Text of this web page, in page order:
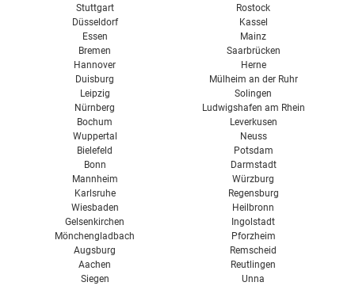
Stuttgart
Düsseldorf
Essen
Bremen
Hannover
Duisburg
Leipzig
Nürnberg
Bochum
Wuppertal
Bielefeld
Bonn
Mannheim
Karlsruhe
Wiesbaden
Gelsenkirchen
Mönchengladbach
Augsburg
Aachen
Rostock
Kassel
Mainz
Saarbrücken
Herne
Mülheim an der Ruhr
Solingen
Ludwigshafen am Rhein
Leverkusen
Neuss
Potsdam
Darmstadt
Würzburg
Regensburg
Heilbronn
Ingolstadt
Pforzheim
Remscheid
Reutlingen
Siegen
Unna